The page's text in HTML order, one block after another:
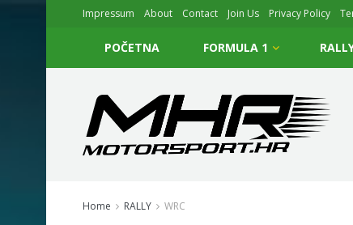
Impressum About Contact Join Us Privacy Policy
POČETNA FORMULA 1
Home RALLY WRC